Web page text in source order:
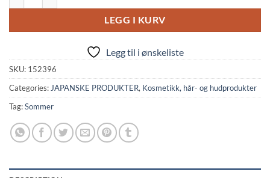
LEGG I KURV
Legg til i ønskeliste
SKU: 152396
Categories: JAPANSKE PRODUKTER, Kosmetikk, hår- og hudprodukter
Tag:Sommer